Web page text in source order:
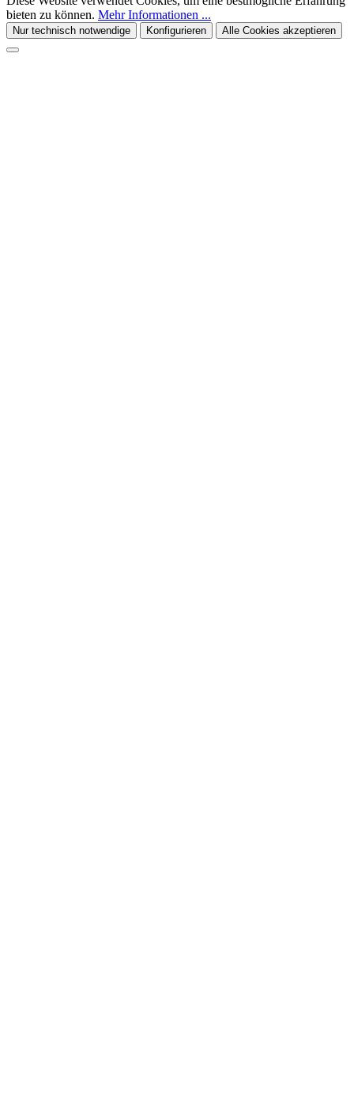
bieten zu können. Mehr Informationen ...
Nur technisch notwendige Konfigurieren Alle Cookies akzeptieren